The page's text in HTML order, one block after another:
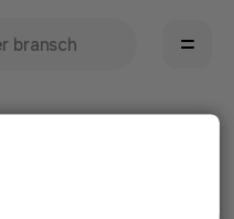
kan avhjälpa det.